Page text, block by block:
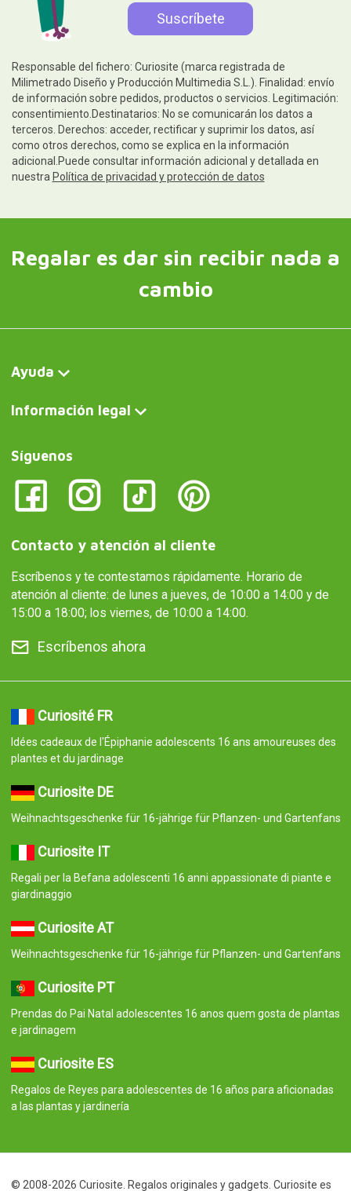
Responsable del fichero: Curiosite (marca registrada de
Milimetrado Diseño y Producción Multimedia S.L.). Finalidad: envío
de información sobre pedidos, productos o servicios. Legitimación:
consentimiento.Destinatarios: No se comunicarán los datos a
terceros. Derechos: acceder, rectificar y suprimir los datos, así
como otros derechos, como se explica en la información
adicional.Puede consultar información adicional y detallada en
nuestra Política de privacidad y protección de datos
Regalar es dar sin recibir nada a
cambio
Ayuda
Información legal
Síguenos
Contacto y atención al cliente
Escríbenos y te contestamos rápidamente. Horario de
atención al cliente: de lunes a jueves, de 10:00 a 14:00 y de
15:00 a 18:00; los viernes, de 10:00 a 14:00.
Escríbenos ahora
Curiosité FR
Idées cadeaux de l'Épiphanie adolescents 16 ans amoureuses des
plantes et du jardinage
Curiosite DE
Weihnachtsgeschenke für 16-jährige für Pflanzen- und Gartenfans
Curiosite IT
Regali per la Befana adolescenti 16 anni appassionate di piante e
giardinaggio
Curiosite AT
Weihnachtsgeschenke für 16-jährige für Pflanzen- und Gartenfans
Curiosite PT
Prendas do Pai Natal adolescentes 16 anos quem gosta de plantas
e jardinagem
Curiosite ES
Regalos de Reyes para adolescentes de 16 años para aficionadas
a las plantas y jardinería
© 2008-2026 Curiosite. Regalos originales y gadgets. Curiosite es